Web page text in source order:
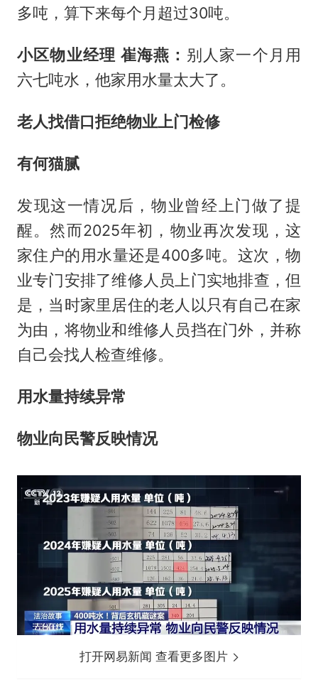
多吨，算下来每个月超过30吨。
小区物业经理 崔海燕： 别人家一个月用
六七吨水，他家用水量太大了。
老人找借口拒绝物业上门检修
有何猫腻
发现这一情况后，物业曾经上门做了提
醒。然而2025年初，物业再次发现，这
家住户的用水量还是400多吨。这次，物
业专门安排了维修人员上门实地排查，但
是，当时家里居住的老人以只有自己在家
为由，将物业和维修人员挡在门外，并称
自己会找人检查维修。
用水量持续异常
物业向民警反映情况
打开网易新闻 查看更多图片